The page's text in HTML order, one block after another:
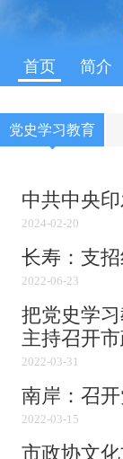
首页 简介
党史学习教育
中共中央
2024-02-20
长寿：支
2022-06-23
把党史学
主持召开
2022-03-31
南岸：召
2022-03-15
市政协文